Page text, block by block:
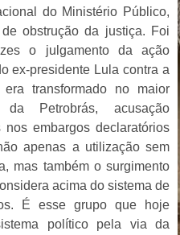
do Ministério Público,
obstrução da justiça. Foi
o julgamento da ação
ex-presidente Lula contra a
transformado no maior
Petrobrás, acusação
embargos declaratórios
apenas a utilização sem
mas também o surgimento
acima do sistema de
É esse grupo que hoje
político pela via da